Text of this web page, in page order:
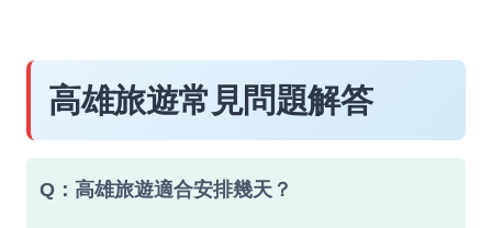
高雄旅遊常見問題解答
Q：高雄旅遊適合安排幾天？